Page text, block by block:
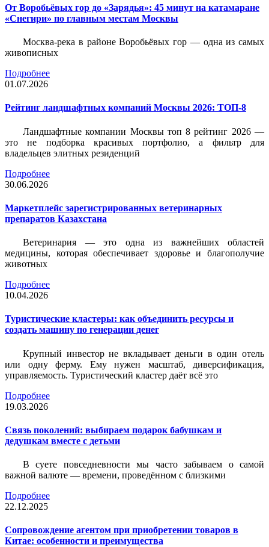
От Воробьёвых гор до «Зарядья»: 45 минут на катамаране
«Снегири» по главным местам Москвы
Москва-река в районе Воробьёвых гор — одна из самых
живописных
Подробнее
01.07.2026
Рейтинг ландшафтных компаний Москвы 2026: ТОП-8
Ландшафтные компании Москвы топ 8 рейтинг 2026 —
это не подборка красивых портфолио, а фильтр для
владельцев элитных резиденций
Подробнее
30.06.2026
Маркетплейс зарегистрированных ветеринарных
препаратов Казахстана
Ветеринария — это одна из важнейших областей
медицины, которая обеспечивает здоровье и благополучие
животных
Подробнее
10.04.2026
Туристические кластеры: как объединить ресурсы и
создать машину по генерации денег
Крупный инвестор не вкладывает деньги в один отель
или одну ферму. Ему нужен масштаб, диверсификация,
управляемость. Туристический кластер даёт всё это
Подробнее
19.03.2026
Связь поколений: выбираем подарок бабушкам и
дедушкам вместе с детьми
В суете повседневности мы часто забываем о самой
важной валюте — времени, проведённом с близкими
Подробнее
22.12.2025
Сопровождение агентом при приобретении товаров в
Китае: особенности и преимущества